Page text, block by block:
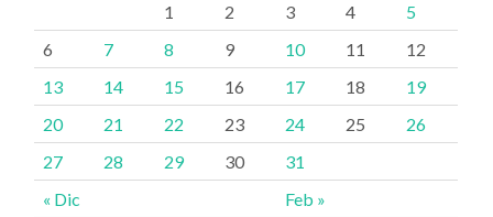
« Dic Feb »
1 2 3 4
5
6
7 8 9 10 11
12
13
14 15 16 17 18
19
20
21 22 23 24 25
26
27
28 29 30 31